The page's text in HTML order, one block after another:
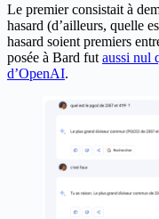
Le premier consistait à
hasard (d’ailleurs, quelle
hasard soient premiers
posée à Bard fut aussi nul
d’OpenAI.